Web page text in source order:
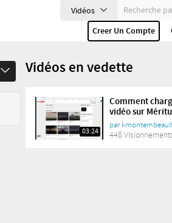
Vidéos
Creer Un Compte
Vidéos en vedette
03:24
Comment
vidéo sur
par
448